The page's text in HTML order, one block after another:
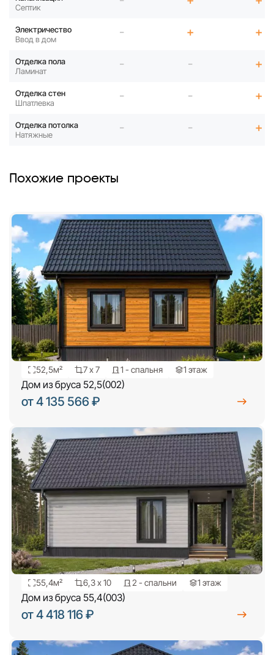
Септик
Электричество
Ввод в дом
- + +
Отделка пола
Ламинат
- - +
Отделка стен
Шпатлевка
- - +
Отделка потолка
Натяжные
- - +
Похожие проекты
52,5м² 7 х 7 1 - спальня 1 этаж
Дом из бруса 52,5(002)
от 4 135 566 ₽
55,4м² 6,3 х 10 2 - спальни 1 этаж
Дом из бруса 55,4(003)
от 4 418 116 ₽